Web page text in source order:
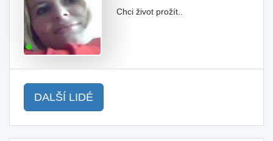
Chci život prožít..
DALŠÍ LIDÉ